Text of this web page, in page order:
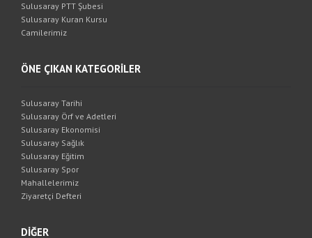
Sulusaray PTT Şubesi
Sulusaray Kuran Kursu
Camilerimiz
ÖNE ÇIKAN KATEGORİLER
Sulusaray Tarihi
Sulusaray Örf ve Adetleri
Sulusaray Ekonomisi
Sulusaray Sağlık
Sulusaray Eğitim
Sulusaray Spor
Mahallelerimiz
Ziyaretçi Defteri
DİĞER